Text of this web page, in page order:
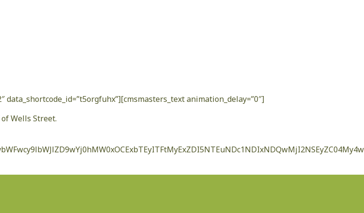
animation_delay=”0″]
Wells Street.